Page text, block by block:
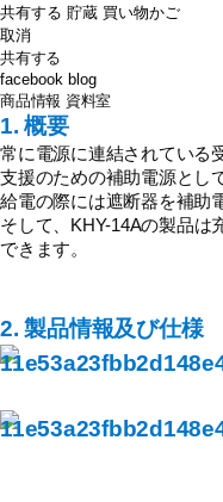
共有する 貯蔵 買い物かご
取消
共有する
facebook blog
商品情報 資料室
1. 概要
常に電源に連結されている
支援のための補助電源とし
給電の際には遮断器を補助
そして、KHY-14Aの製品は
できます。
2. 製品情報及び仕様